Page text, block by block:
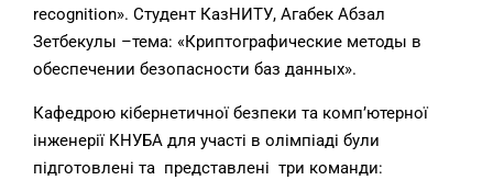
recognition». Студент КазНИТУ, Агабек Абзал
Зетбекулы –тема: «Криптографические методы в
обеспечении безопасности баз данных».
Кафедрою кібернетичної безпеки та комп’ютерної
інженерії КНУБА для участі в олімпіаді були
підготовлені та представлені три команди: